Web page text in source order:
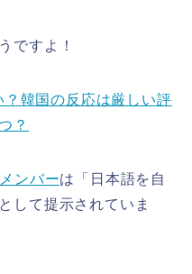
ですよ！
韓国の反応は厳しい評
？
ンバーは「日本語を自
して提示されていま